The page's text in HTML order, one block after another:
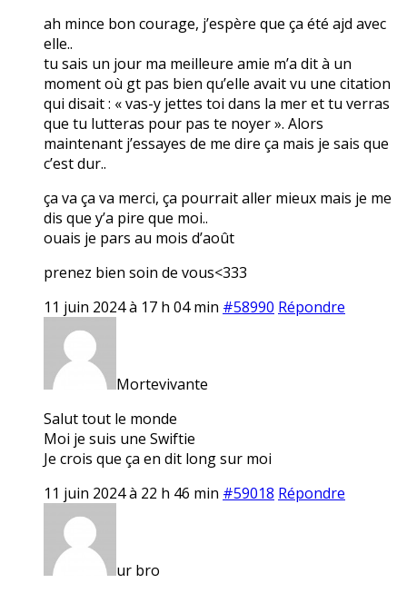
ah mince bon courage, j’espère que ça été ajd avec
elle..
tu sais un jour ma meilleure amie m’a dit à un
moment où gt pas bien qu’elle avait vu une citation
qui disait : « vas-y jettes toi dans la mer et tu verras
que tu lutteras pour pas te noyer ». Alors
maintenant j’essayes de me dire ça mais je sais que
c’est dur..
ça va ça va merci, ça pourrait aller mieux mais je me
dis que y’a pire que moi..
ouais je pars au mois d’août
prenez bien soin de vous<333
11 juin 2024 à 17 h 04 min #58990 Répondre
Mortevivante
Salut tout le monde
Moi je suis une Swiftie
Je crois que ça en dit long sur moi
11 juin 2024 à 22 h 46 min #59018 Répondre
ur bro